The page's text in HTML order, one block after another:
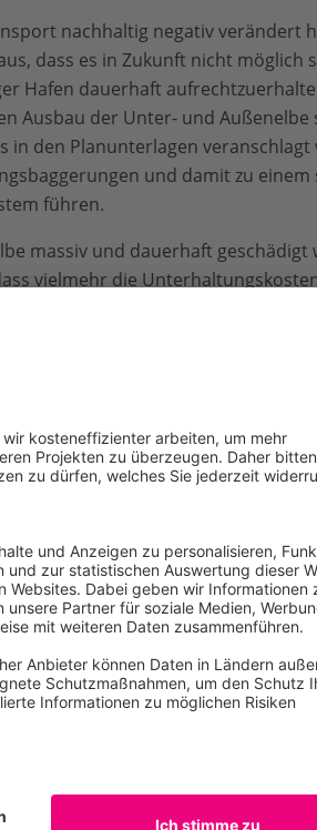
nachhaltig negativ verändert
dass es in Zukunft nicht möglich
Hafen dauerhaft
Ausbau der Unter- und Außenelbe
den Planunterlagen veranschlagt
und damit zu einem
führen.
massiv und dauerhaft
vielmehr die
Mio. Euro pro Jahr liegen,
NABU und WWF.
sind eine katastrophale Bilanz
die absehbare
25 Mio.
Hafen lediglich 8,5 Mio.
gehen Experten für
verliert die Elbe viele
Tidewasserstände. Außerdem
Vogelarten wird vernichtet
Elbufern werden zerstört.